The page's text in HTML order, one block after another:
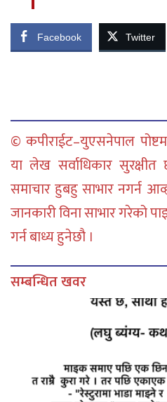
Facebook Twitter
© कपीराईट–युएसनेपाल
या लेख सर्वाधिकार
समाचार हुबहु साभार नगर्न
जानकारी विना साभार गरेको
गर्न बाध्य हुनेछौ ।
सम्बन्धित खवर